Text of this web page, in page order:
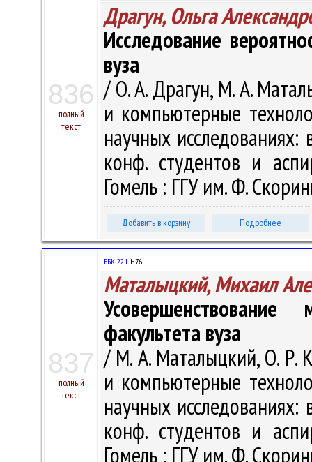
836
полный
текст
Драгун, Ольга
Исследование
вуза
/ О. А. Драгун, М. А.
и компьютерные
научных
конф. студентов и
Гомель : ГГУ им. Ф.
Добавить в корзину Подробнее
837
полный
текст
ББК 22.1 H76
Маталыцкий, Михаил
факультета вуза
/ М. А. Маталыцкий, О. Р.
и компьютерные
научных
конф. студентов и
Гомель : ГГУ им. Ф.